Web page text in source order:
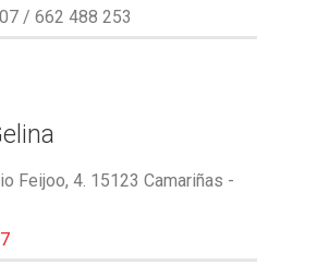
/ 662 488 253
Feijoo, 4. 15123 Camariñas -